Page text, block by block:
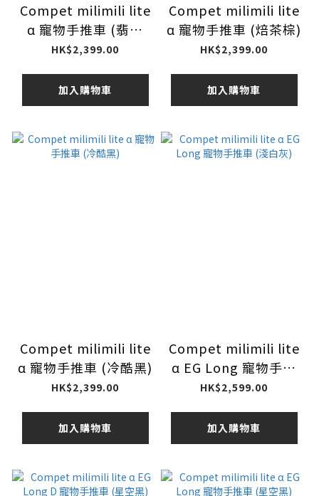
Compet milimili lite
α 寵物手推車 (翡翠
綠）
HK$2,399.00
加入購物車
Compet milimili lite
α 寵物手推車 (焙茶棕)
HK$2,399.00
加入購物車
Compet milimili lite
α 寵物手推車 (冷酷黑)
HK$2,399.00
加入購物車
Compet milimili lite
α EG Long 寵物手推
車 (淺白灰)
HK$2,599.00
加入購物車